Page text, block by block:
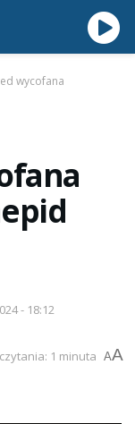
wycofana
- 18:12
1 minuta
AA